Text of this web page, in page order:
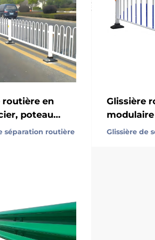
routière en
poteau
mm avec
séparation routière
Glissière
poteau 80
Glissière de